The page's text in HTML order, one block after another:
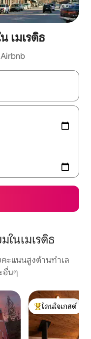
เมเรดิธ
พื่อสำรวจผลการค้นหา
นเมเรดิธ
ะแนนสูงด้านทำเล
อื่นๆ
โดนใจเกสต์ที่สุด
โดนใจเกสต์